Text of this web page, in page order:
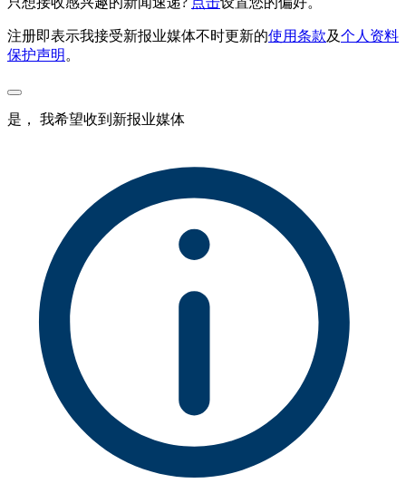
注册即表示我接受新报业媒体不时更新的使用条款及个人资料
保护声明 。
是， 我希望收到新报业媒体